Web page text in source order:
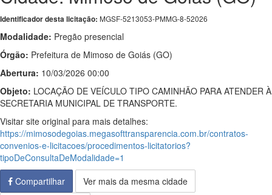
Identificador desta licitação: MGSF-5213053-PMMG-8-52026
Modalidade: Pregão presencial
Órgão: Prefeitura de Mimoso de Goiás (GO)
Abertura: 10/03/2026 00:00
Objeto: LOCAÇÃO DE VEÍCULO TIPO CAMINHÃO PARA ATENDER À
SECRETARIA MUNICIPAL DE TRANSPORTE.
Visitar site original para mais detalhes:
https://mimosodegoias.megasofttransparencia.com.br/contratos-
convenios-e-licitacoes/procedimentos-licitatorios?
tipoDeConsultaDeModalidade=1
Compartilhar
Ver mais da mesma cidade